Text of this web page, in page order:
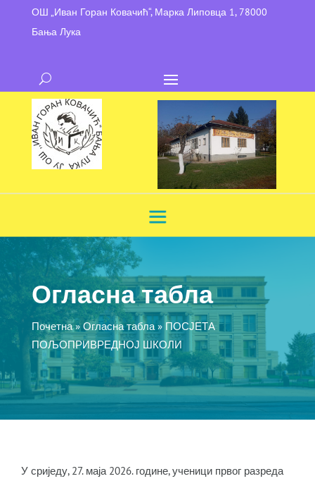
ОШ „Иван Горан Ковачић“, Марка Липовца 1, 78000
Бања Лука
Огласна табла
Почетна»Огласна табла» ПОСЈЕТА
ПОЉОПРИВРЕДНОЈ ШКОЛИ
У сриједу, 27. маја 2026. године, ученици првог разреда